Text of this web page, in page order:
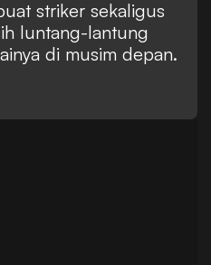
striker sekaligus
luntang-lantung
di musim depan.